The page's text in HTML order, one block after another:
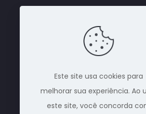
cremação em
Brasil. Através de
conseguimos dar total
atendimento ao cliente
Cobrimos qualquer
orçamento.
Este site usa cookies para
melhorar sua experiência. Ao
este site, você concorda